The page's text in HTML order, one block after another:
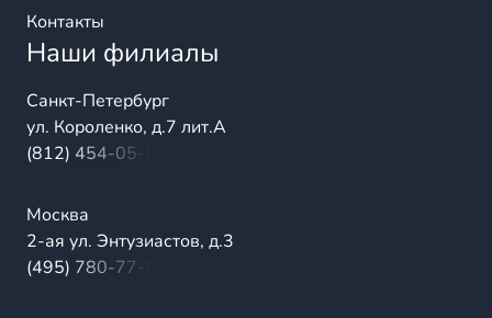
Контакты
Наши филиалы
Санкт-Петербург
ул. Короленко, д.7 лит.А
(812) 454-05-54
Москва
2-ая ул. Энтузиастов, д.3
(495) 780-77-98